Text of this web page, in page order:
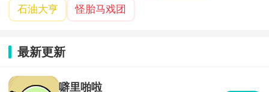
石油大亨
怪胎马戏团
最新更新
噼里啪啦